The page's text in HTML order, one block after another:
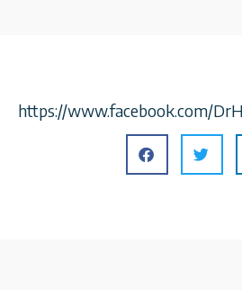
https://www.facebook.com/